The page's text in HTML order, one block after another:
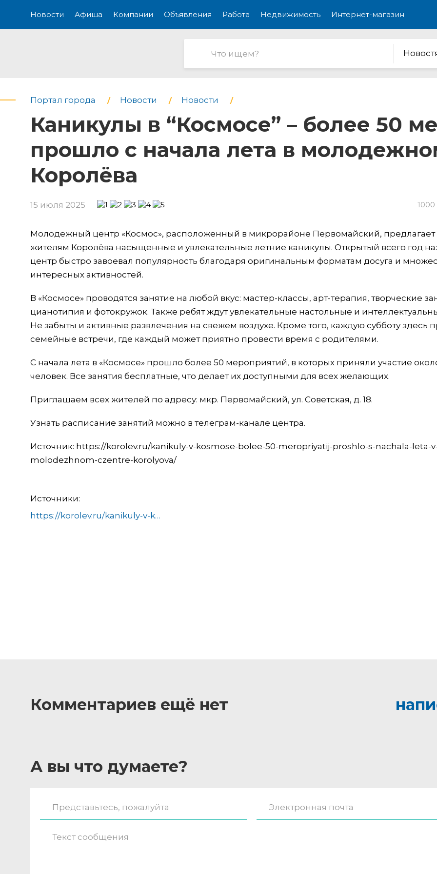
Новости Афиша Компании Объявления Работа Недвижимость Интернет-магазин
Портал города Новости Новости
Каникулы в “Космосе” – более 50
прошло с начала лета в
Королёва
15 июля 2025 1000
Молодежный центр «Космос», расположенный в микрорайоне Первомайский,
жителям Королёва насыщенные и увлекательные летние каникулы. Открытый всего год
центр быстро завоевал популярность благодаря оригинальным форматам досуга и
интересных активностей.
В «Космосе» проводятся занятие на любой вкус: мастер-классы, арт-терапия, творческие
цианотипия и фотокружок. Также ребят ждут увлекательные настольные и
Не забыты и активные развлечения на свежем воздухе. Кроме того, каждую субботу здесь
семейные встречи, где каждый может приятно провести время с родителями.
С начала лета в «Космосе» прошло более 50 мероприятий, в которых приняли участие
человек. Все занятия бесплатные, что делает их доступными для всех желающих.
Приглашаем всех жителей по адресу: мкр. Первомайский, ул. Советская, д. 18.
Узнать расписание занятий можно в телеграм-канале центра.
Источник: https://korolev.ru/kanikuly-v-kosmose-bolee-50-meropriyatij-proshlo-s-nachala-leta-
molodezhnom-czentre-korolyova/
Источники:
https://korolev.ru/kanikuly-v-kosmose-bolee-50-meropriyatij-proshlo-s-nachala-leta-v-molodezhnom-czentre-korolyova/
Комментариев ещё нет
А вы что думаете?